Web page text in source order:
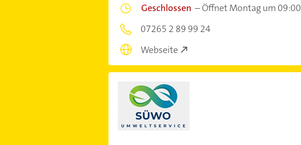
Geschlossen –Öffnet Montag um 09:00
07265 2 89 99 24
Webseite